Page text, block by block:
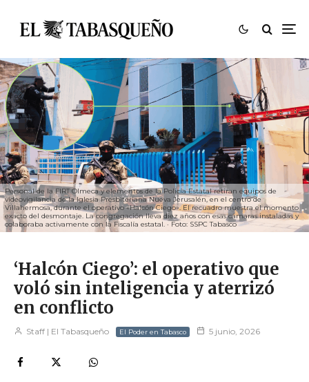
Personal de la FIRT Olmeca y elementos de la Policía Estatal retiran equipos de
videovigilancia de la Iglesia Presbiteriana Nueva Jerusalén, en el centro de
Villahermosa, durante el operativo «Halcón Ciego». El recuadro muestra el momento
exacto del desmontaje. La congregación lleva diez años con esas cámaras instaladas y
colaboraba activamente con la Fiscalía estatal. · Foto: SSPC Tabasco
‘Halcón Ciego’: el operativo que
voló sin inteligencia y aterrizó
en conflicto
Staff | El Tabasqueño El Poder en Tabasco 5 junio, 2026